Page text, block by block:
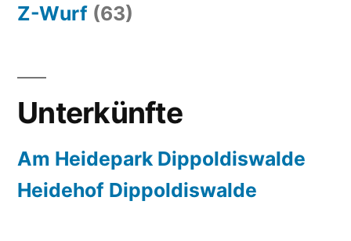
Z-Wurf (63)
Unterkünfte
Am Heidepark Dippoldiswalde
Heidehof Dippoldiswalde